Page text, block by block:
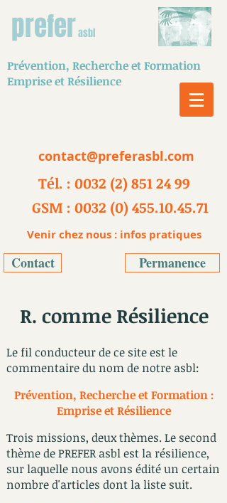
preferasbl
Prévention, Rechercheet Formation
Emprise et Résilience
contact@preferasbl.com
Tél. : 0032 (2) 851 24 99
GSM : 0032 (0) 455.10.45.71
Venir chez nous : infos pratiques
Contact Permanence
R. comme Résilience
Le fil conducteur de ce site est le
commentaire du nom de notre asbl:
Prévention, Recherche et Formation :
Emprise et Résilience
Trois missions, deux thèmes. Le second
thème de PREFER asbl est la résilience,
sur laquelle nous avons édité un certain
nombre d'articles dont la liste suit.